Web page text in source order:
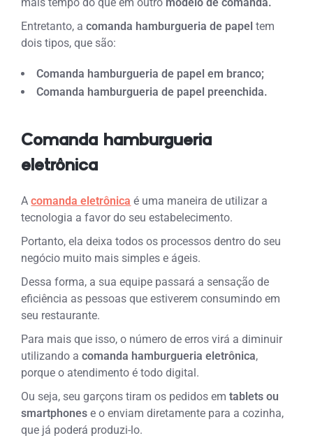
Entretanto, acomanda hamburgueria de papel tem
dois tipos, que são:
Comanda hamburgueria de papel em branco;
Comanda hamburgueria de papel preenchida.
Comanda hamburgueria
eletrônica
Acomanda eletrônica é uma maneira de utilizar a
tecnologia a favor do seu estabelecimento.
Portanto, ela deixa todos os processos dentro do seu
negócio muito mais simples e ágeis.
Dessa forma, a sua equipe passará a sensação de
eficiência as pessoas que estiverem consumindo em
seu restaurante.
Para mais que isso, o número de erros virá a diminuir
utilizando a comanda hamburgueria eletrônica,
porque o atendimento é todo digital.
Ou seja, seu garçons tiram os pedidos emtablets ou
smartphones e o enviam diretamente para a cozinha,
que já poderá produzi-lo.